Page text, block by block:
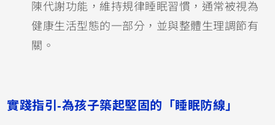
陳代謝功能，維持規律睡眠習慣，通常被視為
健康生活型態的一部分，並與整體生理調節有
關。
實踐指引-為孩子築起堅固的「睡眠防線」